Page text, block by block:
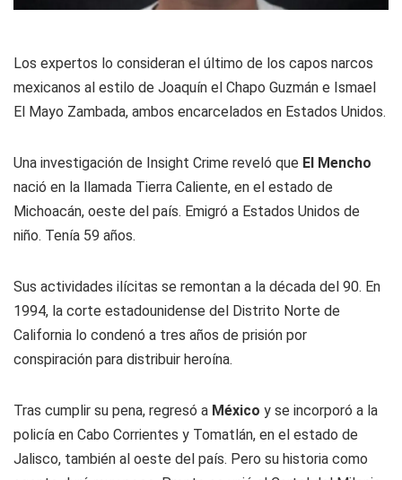
Los expertos lo consideran el último de los capos narcos
mexicanos al estilo de Joaquín el Chapo Guzmán e Ismael
El Mayo Zambada, ambos encarcelados en Estados Unidos.
Una investigación de Insight Crime reveló que El Mencho
nació en la llamada Tierra Caliente, en el estado de
Michoacán, oeste del país. Emigró a Estados Unidos de
niño. Tenía 59 años.
Sus actividades ilícitas se remontan a la década del 90. En
1994, la corte estadounidense del Distrito Norte de
California lo condenó a tres años de prisión por
conspiración para distribuir heroína.
Tras cumplir su pena, regresó a México y se incorporó a la
policía en Cabo Corrientes y Tomatlán, en el estado de
Jalisco, también al oeste del país. Pero su historia como